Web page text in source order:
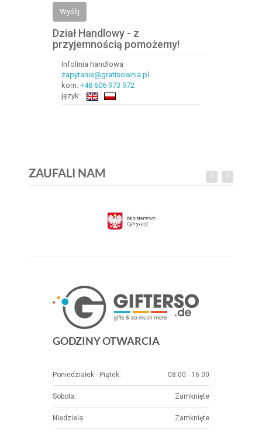
Wyślij
Dział Handlowy - z
przyjemnością pomożemy!
Infolinia handlowa
zapytanie@gratisownia.pl
kom: +48 606 973 972
język:
ZAUFALI NAM
GODZINY OTWARCIA
Poniedziałek - Piątek: 08.00 - 16.00
Sobota: Zamknięte
Niedziela: Zamknięte